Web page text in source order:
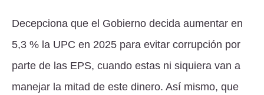
Decepciona que el Gobierno decida aumentar en
5,3 % la UPC en 2025 para evitar corrupción por
parte de las EPS, cuando estas ni siquiera van a
manejar la mitad de este dinero. Así mismo, que